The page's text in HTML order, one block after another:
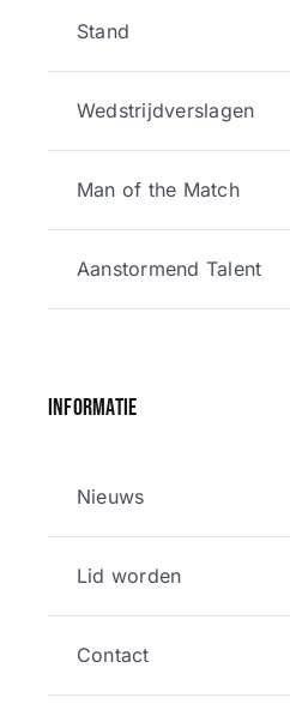
Stand
Wedstrijdverslagen
Man of the Match
Aanstormend Talent
Informatie
Nieuws
Lid worden
Contact